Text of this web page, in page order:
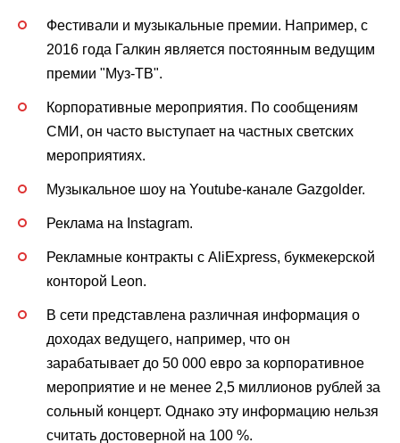
Фестивали и музыкальные премии. Например, с
2016 года Галкин является постоянным ведущим
премии "Муз-ТВ".
Корпоративные мероприятия. По сообщениям
СМИ, он часто выступает на частных светских
мероприятиях.
Музыкальное шоу на Youtube-канале Gazgolder.
Реклама на Instagram.
Рекламные контракты с AliExpress, букмекерской
конторой Leon.
В сети представлена различная информация о
доходах ведущего, например, что он
зарабатывает до 50 000 евро за корпоративное
мероприятие и не менее 2,5 миллионов рублей за
сольный концерт. Однако эту информацию нельзя
считать достоверной на 100 %.